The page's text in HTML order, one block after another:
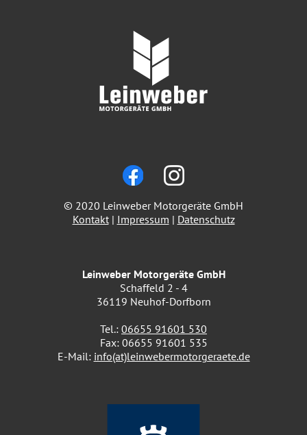
© 2020 Leinweber Motorgeräte GmbH
Kontakt| Impressum | Datenschutz
Leinweber Motorgeräte GmbH
Schaffeld 2 - 4
36119 Neuhof-Dorfborn
Tel.: 06655 91601 530
Fax: 06655 91601 535
E-Mail: info(at)leinwebermotorgeraete.de